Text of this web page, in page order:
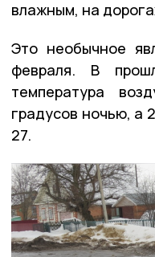
влажным, на
Это необычное
февраля. В
температура
градусов ночью, а
27.